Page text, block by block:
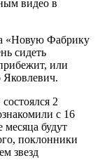
видео в
«Новую Фабрику
сидеть
или
Яковлевич.
2
с 16
будут
поклонники
звезд